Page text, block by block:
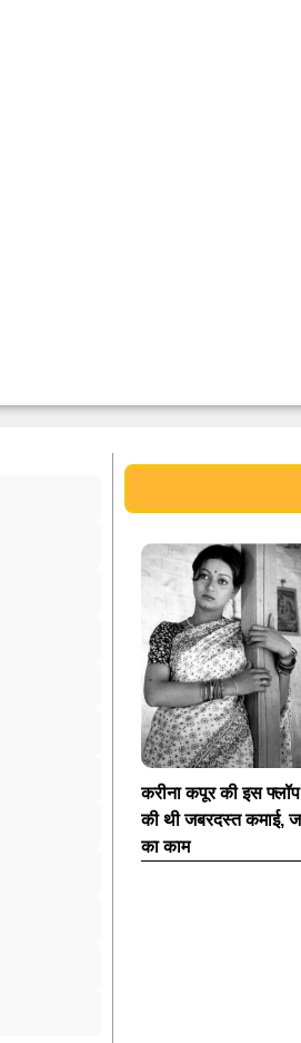
करीना कपूर की इस
की थी जबरदस्त कमाई,
का काम